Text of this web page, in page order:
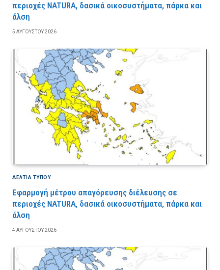
περιοχές NATURA, δασικά οικοσυστήματα, πάρκα και
άλση
5 ΑΥΓΟΎΣΤΟΥ 2026
ΔΕΛΤΙΑ ΤΥΠΟΥ
Εφαρμογή μέτρου απαγόρευσης διέλευσης σε
περιοχές NATURA, δασικά οικοσυστήματα, πάρκα και
άλση
4 ΑΥΓΟΎΣΤΟΥ 2026